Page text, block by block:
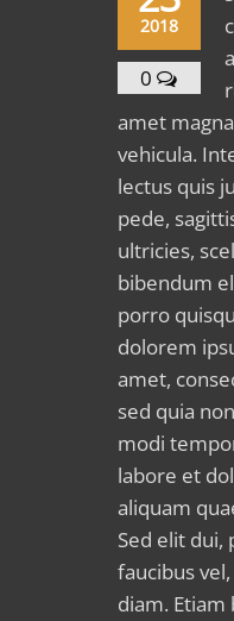
2018
0
amet
vehicula.
lectus quis
pede,
ultricies,
bibendum
porro
dolorem
amet,
sed quia
modi
labore et
aliquam
Sed elit dui,
faucibus
diam.